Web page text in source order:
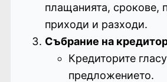
плащанията, срокове,
приходи и разходи.
Събрание на
Кредиторите
предложението.